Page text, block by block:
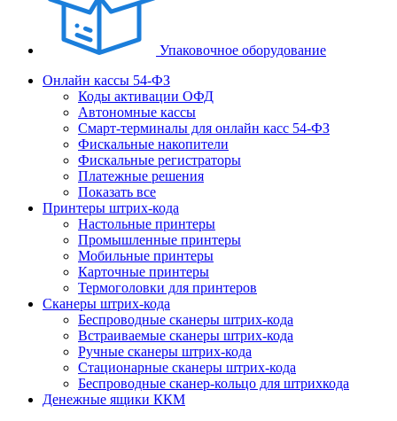
Упаковочное оборудование
Онлайн кассы 54-ФЗ
Коды активации ОФД
Автономные кассы
Смарт-терминалы для онлайн касс 54-ФЗ
Фискальные накопители
Фискальные регистраторы
Платежные решения
Показать все
Принтеры штрих-кода
Настольные принтеры
Промышленные принтеры
Мобильные принтеры
Карточные принтеры
Термоголовки для принтеров
Сканеры штрих-кода
Беспроводные сканеры штрих-кода
Встраиваемые сканеры штрих-кода
Ручные сканеры штрих-кода
Стационарные сканеры штрих-кода
Беспроводные сканер-кольцо для штрихкода
Денежные ящики ККМ